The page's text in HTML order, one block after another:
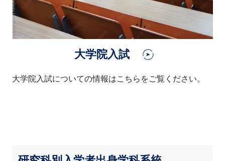
大学院入試
大学院入試についての情報はこちらをご覧ください。